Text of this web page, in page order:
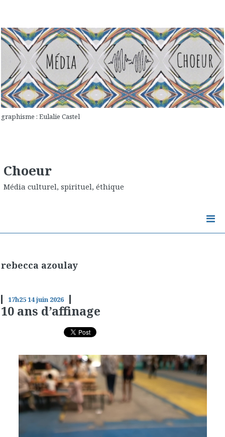
graphisme : Eulalie Castel
Choeur
Média culturel, spirituel, éthique
rebecca azoulay
17h2514juin 2026
10 ans d’affinage